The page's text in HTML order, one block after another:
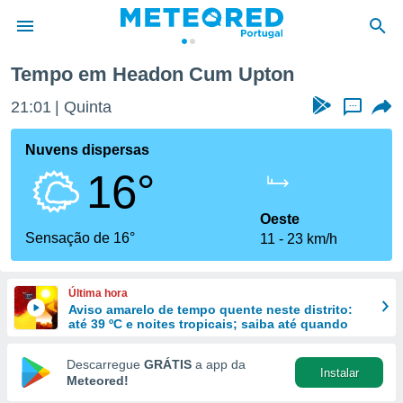
da
foi
fornecidas
a este
das
e
forma
digital
Tempo em Headon Cum Upton
21:01 Quinta ...
Nuvens dispersas
16°
Sensação de 16°
Oeste
11
23 km/h
Última hora
Aviso amarelo de tempo quente neste distrito:
até 39 ºC e noites tropicais; saiba até quando
Descarregue GRÁTIS a app da
Meteored!
Instalar